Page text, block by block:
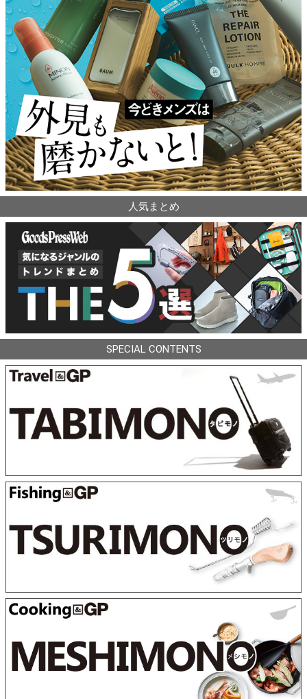
人気まとめ
SPECIAL CONTENTS